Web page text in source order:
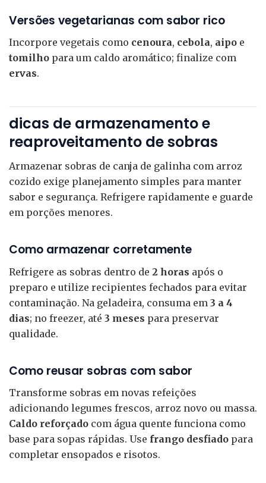
Versões vegetarianas com sabor rico
Incorpore vegetais como cenoura, cebola, aipo e
tomilho para um caldo aromático; finalize com
ervas.
dicas de armazenamento e
reaproveitamento de sobras
Armazenar sobras de canja de galinha com arroz
cozido exige planejamento simples para manter
sabor e segurança. Refrigere rapidamente e guarde
em porções menores.
Como armazenar corretamente
Refrigere as sobras dentro de 2 horas após o
preparo e utilize recipientes fechados para evitar
contaminação. Na geladeira, consuma em 3 a 4
dias; no freezer, até 3 meses para preservar
qualidade.
Como reusar sobras com sabor
Transforme sobras em novas refeições
adicionando legumes frescos, arroz novo ou massa.
Caldo reforçado com água quente funciona como
base para sopas rápidas. Use frango desfiado para
completar ensopados e risotos.